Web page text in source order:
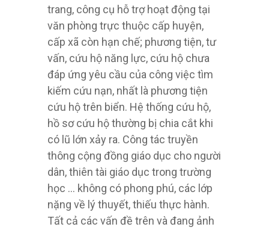
trang, công cụ hỗ trợ hoạt động tại
văn phòng trực thuộc cấp huyện,
cấp xã còn hạn chế; phương tiện, tư
vấn, cứu hộ năng lực, cứu hộ chưa
đáp ứng yêu cầu của công việc tìm
kiếm cứu nạn, nhất là phương tiện
cứu hộ trên biển. Hệ thống cứu hộ,
hồ sơ cứu hộ thường bị chia cắt khi
có lũ lớn xảy ra. Công tác truyền
thông cộng đồng giáo dục cho người
dân, thiên tài giáo dục trong trường
học … không có phong phú, các lớp
nặng về lý thuyết, thiếu thực hành.
Tất cả các vấn đề trên và đang ảnh